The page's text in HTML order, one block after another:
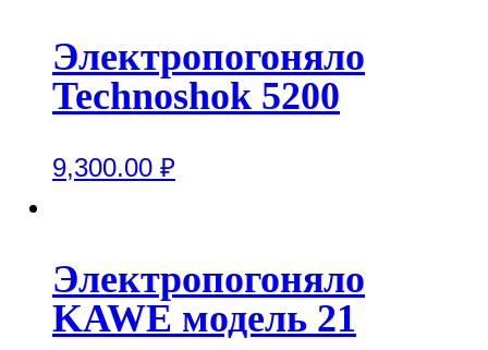
Электропогоняло
Technoshok 5200
9,300.00 ₽
Электропогоняло
KAWE модель 21